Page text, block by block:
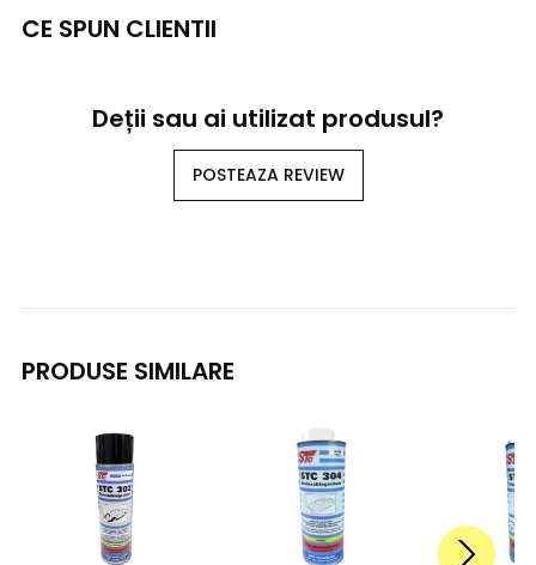
CE SPUN CLIENTII
Deții sau ai utilizat produsul?
POSTEAZA REVIEW
PRODUSE SIMILARE